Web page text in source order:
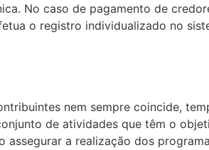
No caso de pagamento de
o registro individualizado no
nem sempre coincide,
de atividades que têm o
a realização dos